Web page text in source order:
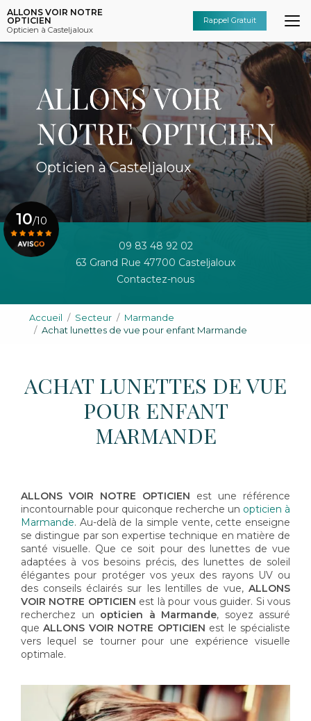
Aller
au
contenu
principal
ALLONS VOIR NOTRE
OPTICIEN
Opticien à Casteljaloux
Rappel Gratuit
Opticien à Casteljaloux
09 83 48 92 02
63 Grand Rue 47700 Casteljaloux
Contactez-nous
10/10
Accueil Secteur
Marmande
Achat lunettes de vue pour enfant Marmande
ACHAT LUNETTES DE VUE
POUR ENFANT
MARMANDE
ALLONS VOIR NOTRE OPTICIEN est une référence
incontournable pour quiconque recherche un opticien à
Marmande. Au-delà de la simple vente, cette enseigne
se distingue par son expertise technique en matière de
santé visuelle. Que ce soit pour des lunettes de vue
adaptées à vos besoins précis, des lunettes de soleil
élégantes pour protéger vos yeux des rayons UV ou
des conseils éclairés sur les lentilles de vue, ALLONS
VOIR NOTRE OPTICIEN est là pour vous guider. Si vous
recherchez un opticien à Marmande, soyez assuré
queALLONS VOIR NOTRE OPTICIEN est le spécialiste
vers lequel se tourner pour une expérience visuelle
optimale.